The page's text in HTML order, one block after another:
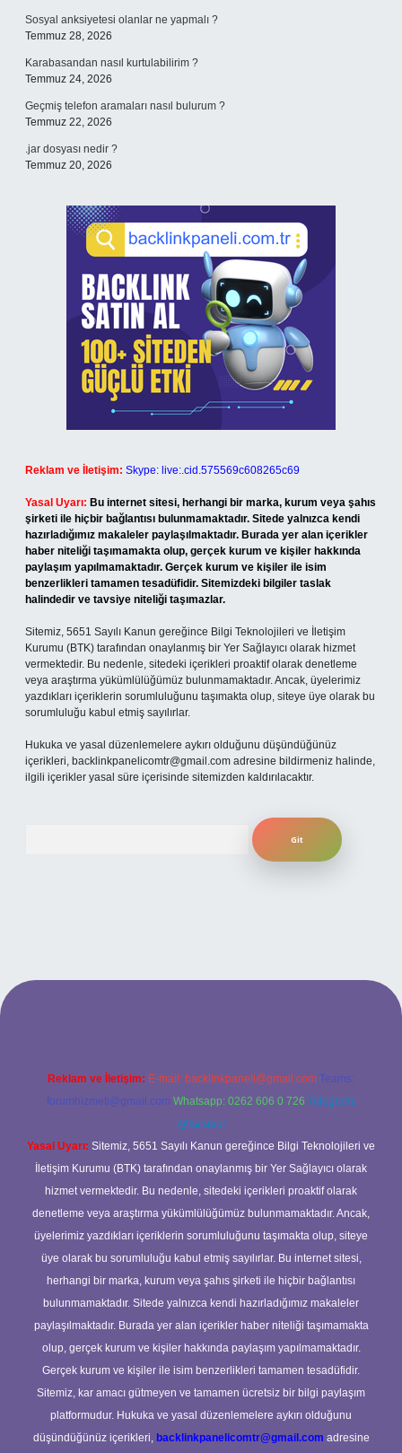
Sosyal anksiyetesi olanlar ne yapmalı ?
Temmuz 28, 2026
Karabasandan nasıl kurtulabilirim ?
Temmuz 24, 2026
Geçmiş telefon aramaları nasıl bulurum ?
Temmuz 22, 2026
.jar dosyası nedir ?
Temmuz 20, 2026
Reklam ve İletişim: Skype: live:.cid.575569c608265c69
Yasal Uyarı: Bu internet sitesi, herhangi bir marka, kurum veya şahıs
şirketi ile hiçbir bağlantısı bulunmamaktadır. Sitede yalnızca kendi
hazırladığımız makaleler paylaşılmaktadır. Burada yer alan içerikler
haber niteliği taşımamakta olup, gerçek kurum ve kişiler hakkında
paylaşım yapılmamaktadır. Gerçek kurum ve kişiler ile isim
benzerlikleri tamamen tesadüfidir. Sitemizdeki bilgiler taslak
halindedir ve tavsiye niteliği taşımazlar.
Sitemiz, 5651 Sayılı Kanun gereğince Bilgi Teknolojileri ve İletişim
Kurumu (BTK) tarafından onaylanmış bir Yer Sağlayıcı olarak hizmet
vermektedir. Bu nedenle, sitedeki içerikleri proaktif olarak denetleme
veya araştırma yükümlülüğümüz bulunmamaktadır. Ancak, üyelerimiz
yazdıkları içeriklerin sorumluluğunu taşımakta olup, siteye üye olarak bu
sorumluluğu kabul etmiş sayılırlar.
Hukuka ve yasal düzenlemelere aykırı olduğunu düşündüğünüz
içerikleri, backlinkpanelicomtr@gmail.com adresine bildirmeniz halinde,
ilgili içerikler yasal süre içerisinde sitemizden kaldırılacaktır.
yeni giriş adresi
Reklam ve İletişim: E-mail: backlinkpaneli@gmail.com Teams:
forumhizmeti@gmail.com Whatsapp: 0262 606 0 726 Telegram:
@karabul
Yasal Uyarı: Sitemiz, 5651 Sayılı Kanun gereğince Bilgi Teknolojileri ve
İletişim Kurumu (BTK) tarafından onaylanmış bir Yer Sağlayıcı olarak
hizmet vermektedir. Bu nedenle, sitedeki içerikleri proaktif olarak
denetleme veya araştırma yükümlülüğümüz bulunmamaktadır. Ancak,
üyelerimiz yazdıkları içeriklerin sorumluluğunu taşımakta olup, siteye
üye olarak bu sorumluluğu kabul etmiş sayılırlar. Bu internet sitesi,
herhangi bir marka, kurum veya şahıs şirketi ile hiçbir bağlantısı
bulunmamaktadır. Sitede yalnızca kendi hazırladığımız makaleler
paylaşılmaktadır. Burada yer alan içerikler haber niteliği taşımamakta
olup, gerçek kurum ve kişiler hakkında paylaşım yapılmamaktadır.
Gerçek kurum ve kişiler ile isim benzerlikleri tamamen tesadüfidir.
Sitemiz, kar amacı gütmeyen ve tamamen ücretsiz bir bilgi paylaşım
platformudur. Hukuka ve yasal düzenlemelere aykırı olduğunu
düşündüğünüz içerikleri, backlinkpanelicomtr@gmail.com adresine